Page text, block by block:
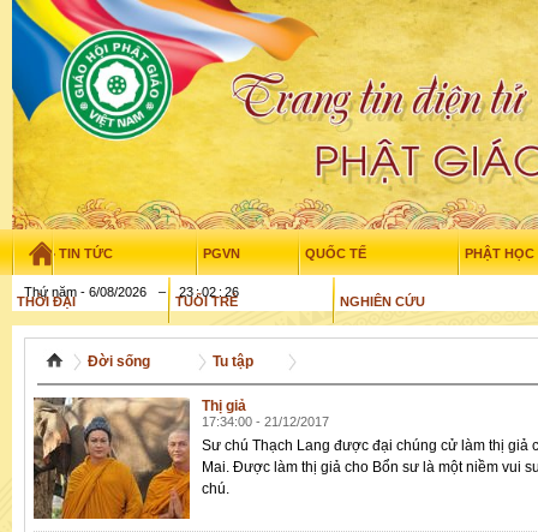
TIN TỨC PGVN QUỐC TẾ PHẬT HỌC
THỜI ĐẠI TUỔI TRẺ NGHIÊN CỨU
Thứ năm - 6/08/2026 – 23:02 : 26
Đời sống Tu tập
Thị giả
17:34:00 - 21/12/2017
Sư chú Thạch Lang được đại chúng cử làm thị giả
Mai. Được làm thị giả cho Bổn sư là một niềm vui
chú.